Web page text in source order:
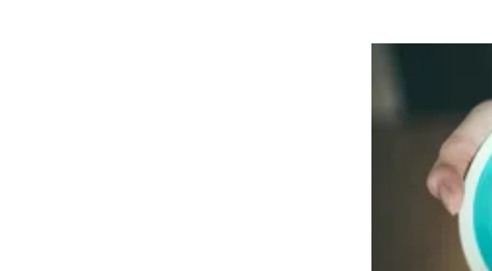
Wojna
Świat